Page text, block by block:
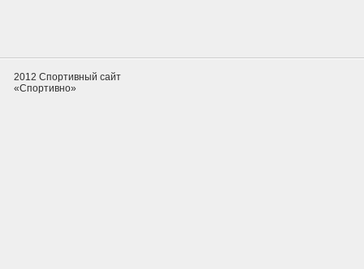
2012 Спортивный сайт
«Спортивно»